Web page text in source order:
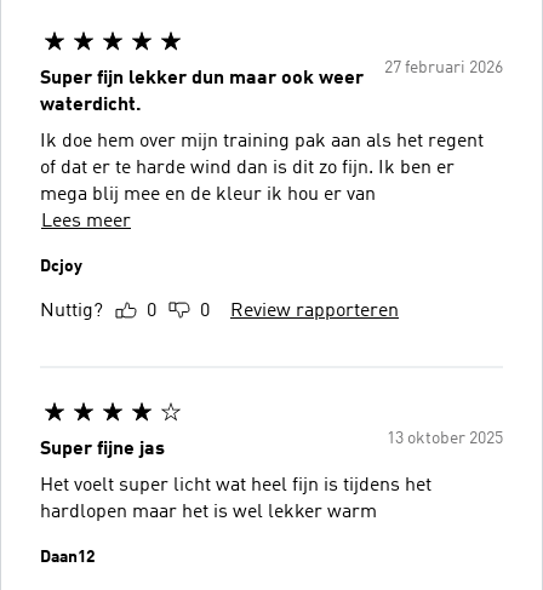
27 februari 2026
Super fijn lekker dun maar ook weer
waterdicht.
Ik doe hem over mijn training pak aan als het regent
of dat er te harde wind dan is dit zo fijn. Ik ben er
mega blij mee en de kleur ik hou er van
Lees meer
Dcjoy
Nuttig? 0 0 Review rapporteren
13 oktober 2025
Super fijne jas
Het voelt super licht wat heel fijn is tijdens het
hardlopen maar het is wel lekker warm
Daan12